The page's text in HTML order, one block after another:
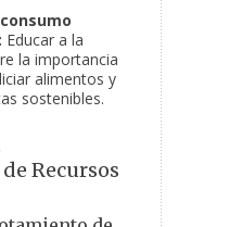
Educar a la
la importancia
alimentos y
sostenibles.
Recursos